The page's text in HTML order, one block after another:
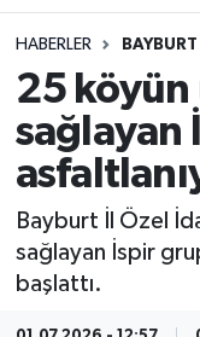
HABERLER BAYBURT
25 köyün
sağlayan
Bayburt İl Özel
sağlayan İspir
başlattı.
Asayiş
Rize
Bilim
Advertising
Merkez Trafik
Süper Lig
Tüm
Son Dakika
Haber Arşivi